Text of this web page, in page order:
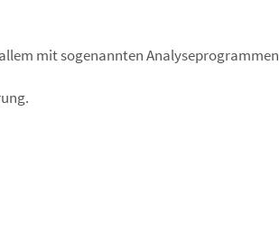
mit sogenannten